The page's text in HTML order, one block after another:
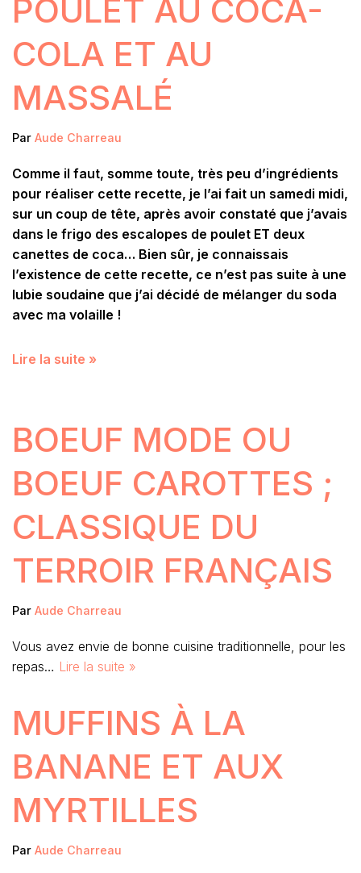
POULET AU COCA-
COLA ET AU
MASSALÉ
Par Aude Charreau
Comme il faut, somme toute, très peu d’ingrédients
pour réaliser cette recette, je l’ai fait un samedi midi,
sur un coup de tête, après avoir constaté que j’avais
dans le frigo des escalopes de poulet ET deux
canettes de coca… Bien sûr, je connaissais
l’existence de cette recette, ce n’est pas suite à une
lubie soudaine que j’ai décidé de mélanger du soda
avec ma volaille !
Lire la suite »
BOEUF MODE OU
BOEUF CAROTTES ;
CLASSIQUE DU
TERROIR FRANÇAIS
Par Aude Charreau
Vous avez envie de bonne cuisine traditionnelle, pour les
repas… Lire la suite »
MUFFINS À LA
BANANE ET AUX
MYRTILLES
Par Aude Charreau